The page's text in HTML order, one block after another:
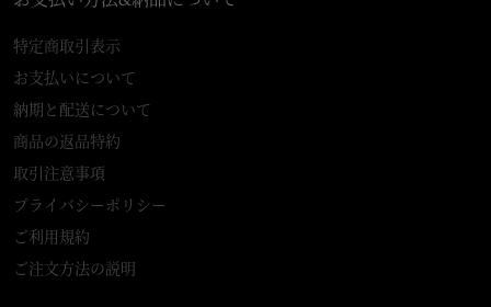
特定商取引表示
お支払いについて
納期と配送について
商品の返品特約
取引注意事項
プライバシーポリシー
ご利用規約
ご注文方法の説明